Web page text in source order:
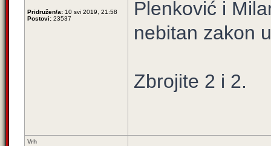
Pridružen/a: 10 svi 2019, 21:58
Postovi: 23537
Plenković i
nebitan zakon
Zbrojite 2 i 2.
Vrh